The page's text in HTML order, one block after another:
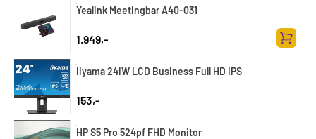
Yealink Meetingbar A40-031
1.949,-
Iiyama 24iW LCD Business Full HD IPS
153,-
HP S5 Pro 524pf FHD Monitor